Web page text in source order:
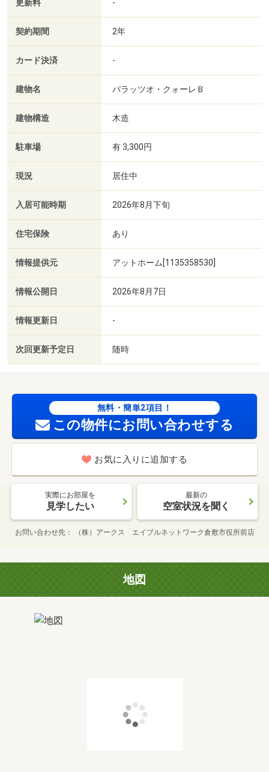
更新料 -
契約期間 2年
カード決済 -
建物名 パラッツオ・クォーレＢ
建物構造 木造
駐車場 有 3,300円
現況 居住中
入居可能時期 2026年8月下旬
住宅保険 あり
情報提供元 アットホーム[1135358530]
情報公開日 2026年8月7日
情報更新日 -
次回更新予定日 随時
無料・簡単2項目！
この物件にお問い合わせする
お気に入りに追加する
実際にお部屋を
見学したい
最新の
空室状況を聞く
お問い合わせ先 （株）アークス エイブルネットワーク倉敷市役所前店
地図